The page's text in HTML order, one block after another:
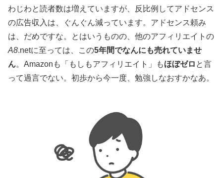
わじわと読者数は増えていますが、反比例してアドセンス
の広告収入は、ぐんぐん減っています。アドセンス頼み
は、だめですな。とはいうものの、他のアフィリエイトの
A8.netに至っては、この5年間でなんにも売れていませ
ん。Amazonも「もしもアフィリエイト」もほぼゼロ と言
って過言でない。初歩から今一度、勉強しなおすかなあ。